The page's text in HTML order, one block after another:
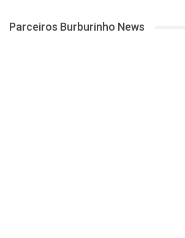
Parceiros Burburinho News